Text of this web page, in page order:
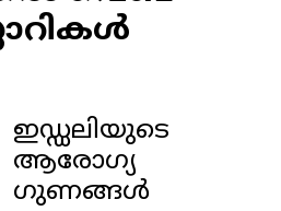
ഇഡ്ഡലിയുടെ
ആരോഗ്യ
ഗുണങ്ങൾ